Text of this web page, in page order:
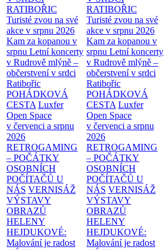
RATIBOŘIC
Turisté zvou na své
akce v srpnu 2026
Kam za kopanou v
srpnu Letní koncerty
v Rudrově mlýně –
občerstvení v srdci
Ratibořic
POHÁDKOVÁ
CESTA Luxfer
Open Space
v červenci a srpnu
2026
RETROGAMING
– POČÁTKY
OSOBNÍCH
POČÍTAČŮ U
NÁS VERNISÁŽ
VÝSTAVY
OBRAZŮ
HELENY
HEJDUKOVÉ:
Malování je radost
RATIBOŘIC
Turisté zvou na své
akce v srpnu 2026
Kam za kopanou v
srpnu Letní koncerty
v Rudrově mlýně –
občerstvení v srdci
Ratibořic
POHÁDKOVÁ
CESTA Luxfer
Open Space
v červenci a srpnu
2026
RETROGAMING
– POČÁTKY
OSOBNÍCH
POČÍTAČŮ U
NÁS VERNISÁŽ
VÝSTAVY
OBRAZŮ
HELENY
HEJDUKOVÉ:
Malování je radost